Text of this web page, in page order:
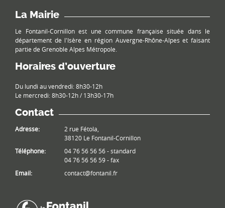
La Mairie
Le Fontanil-Cornillon est une commune française située dans le
département de l'Isère en région Auvergne-Rhône-Alpes et faisant
partie de Grenoble Alpes Métropole.
Horaires d’ouverture
Du lundi au vendredi: 8h30-12h
Le mercredi: 8h30-12h / 13h30-17h
Contact
Adresse:
2 rue Fétola,
38120 Le Fontanil-Cornillon
Téléphone:
04 76 56 56 56 - standard
04 76 56 56 59 - fax
Email:
contact@fontanil.fr